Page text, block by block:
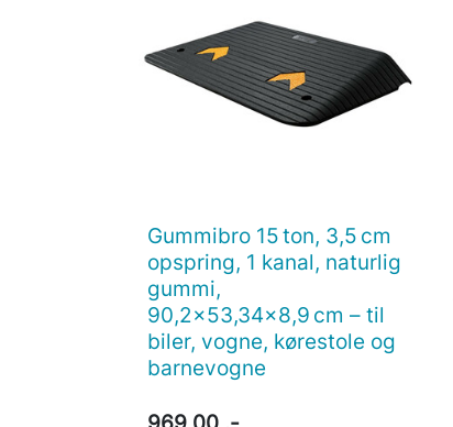
 Vis her
Gummibro 15 ton, 3,5 cm
opspring, 1 kanal, naturlig
gummi,
90,2×53,34×8,9 cm – til
biler, vogne, kørestole og
barnevogne